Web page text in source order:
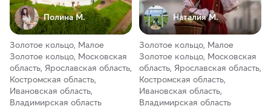
Полина М.
Золотое кольцо, Малое
Золотое кольцо, Московская
область, Ярославская область,
Костромская область,
Ивановская область,
Владимирская область
Наталия М.
Золотое кольцо, Малое
Золотое кольцо, Московская
область, Ярославская область,
Костромская область,
Ивановская область,
Владимирская область